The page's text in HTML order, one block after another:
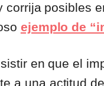
corrija posibles
ejemplo de
en que el
a una actitud